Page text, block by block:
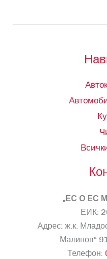
„ЕС О ЕС
ЕИК:
Адрес: ж.к.
Малинов“
Телефон: